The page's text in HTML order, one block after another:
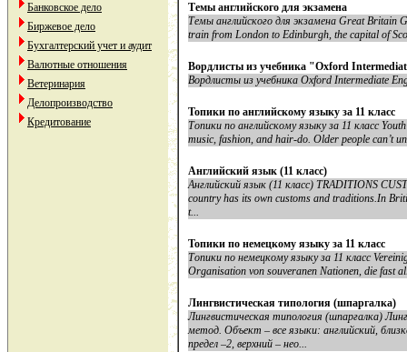
Банковское дело
Биржевое дело
Бухгалтерский учет и аудит
Валютные отношения
Ветеринария
Делопроизводство
Кредитование
Темы английского для экзамена
Темы английского для экзамена Great Britain
train from London to Edinburgh, the capital of
Вордлисты из учебника "Oxford
Вордлисты из учебника Oxford Intermediate
Топики по английскому языку за 11 класс
Топики по английскому языку за 11 класс
music, fashion, and hair-do. Older people can’t
Английский язык (11 класс)
Английский язык (11 класс) TRADITIONS
country has its own customs and traditions.In
t...
Топики по немецкому языку за 11 класс
Топики по немецкому языку за 11 класс
Organisation von souveranen Nationen, die fast
Лингвистическая типология (шпаргалка)
Лингвистическая типология (шпаргалка)
метод. Объект – все языки: английский,
предел –2, верхний – нео...